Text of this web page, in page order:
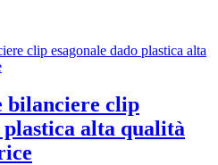
bilanciere clip
plastica alta qualità